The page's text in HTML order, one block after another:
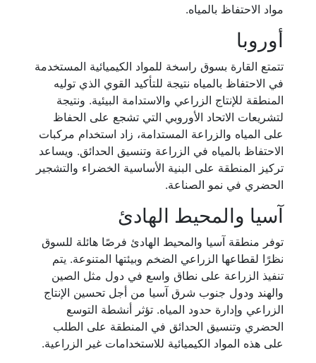
مواد الاحتفاظ بالمياه.
أوروبا
تتمتع القارة بسوق راسخة للمواد الكيميائية المستخدمة
في الاحتفاظ بالمياه نتيجة للتأكيد القوي الذي توليه
المنطقة للإنتاج الزراعي والاستدامة البيئية. ونتيجة
لتشريعات الاتحاد الأوروبي التي تشجع على الحفاظ
على المياه والزراعة المستدامة، زاد استخدام مركبات
الاحتفاظ بالمياه في الزراعة وتنسيق الحدائق. ويساعد
تركيز المنطقة على البنية الأساسية الخضراء والتشجير
الحضري في نمو الصناعة.
آسيا والمحيط الهادئ
توفر منطقة آسيا والمحيط الهادئ فرصًا هائلة للسوق
نظرًا لقطاعها الزراعي الضخم وبيئتها المتنوعة. يتم
تنفيذ الزراعة على نطاق واسع في دول مثل الصين
والهند ودول جنوب شرق آسيا من أجل تحسين الإنتاج
الزراعي وإدارة حدود المياه. تؤثر أنشطة التوسع
الحضري وتنسيق الحدائق في المنطقة على الطلب
على هذه المواد الكيميائية للاستخدامات غير الزراعية.